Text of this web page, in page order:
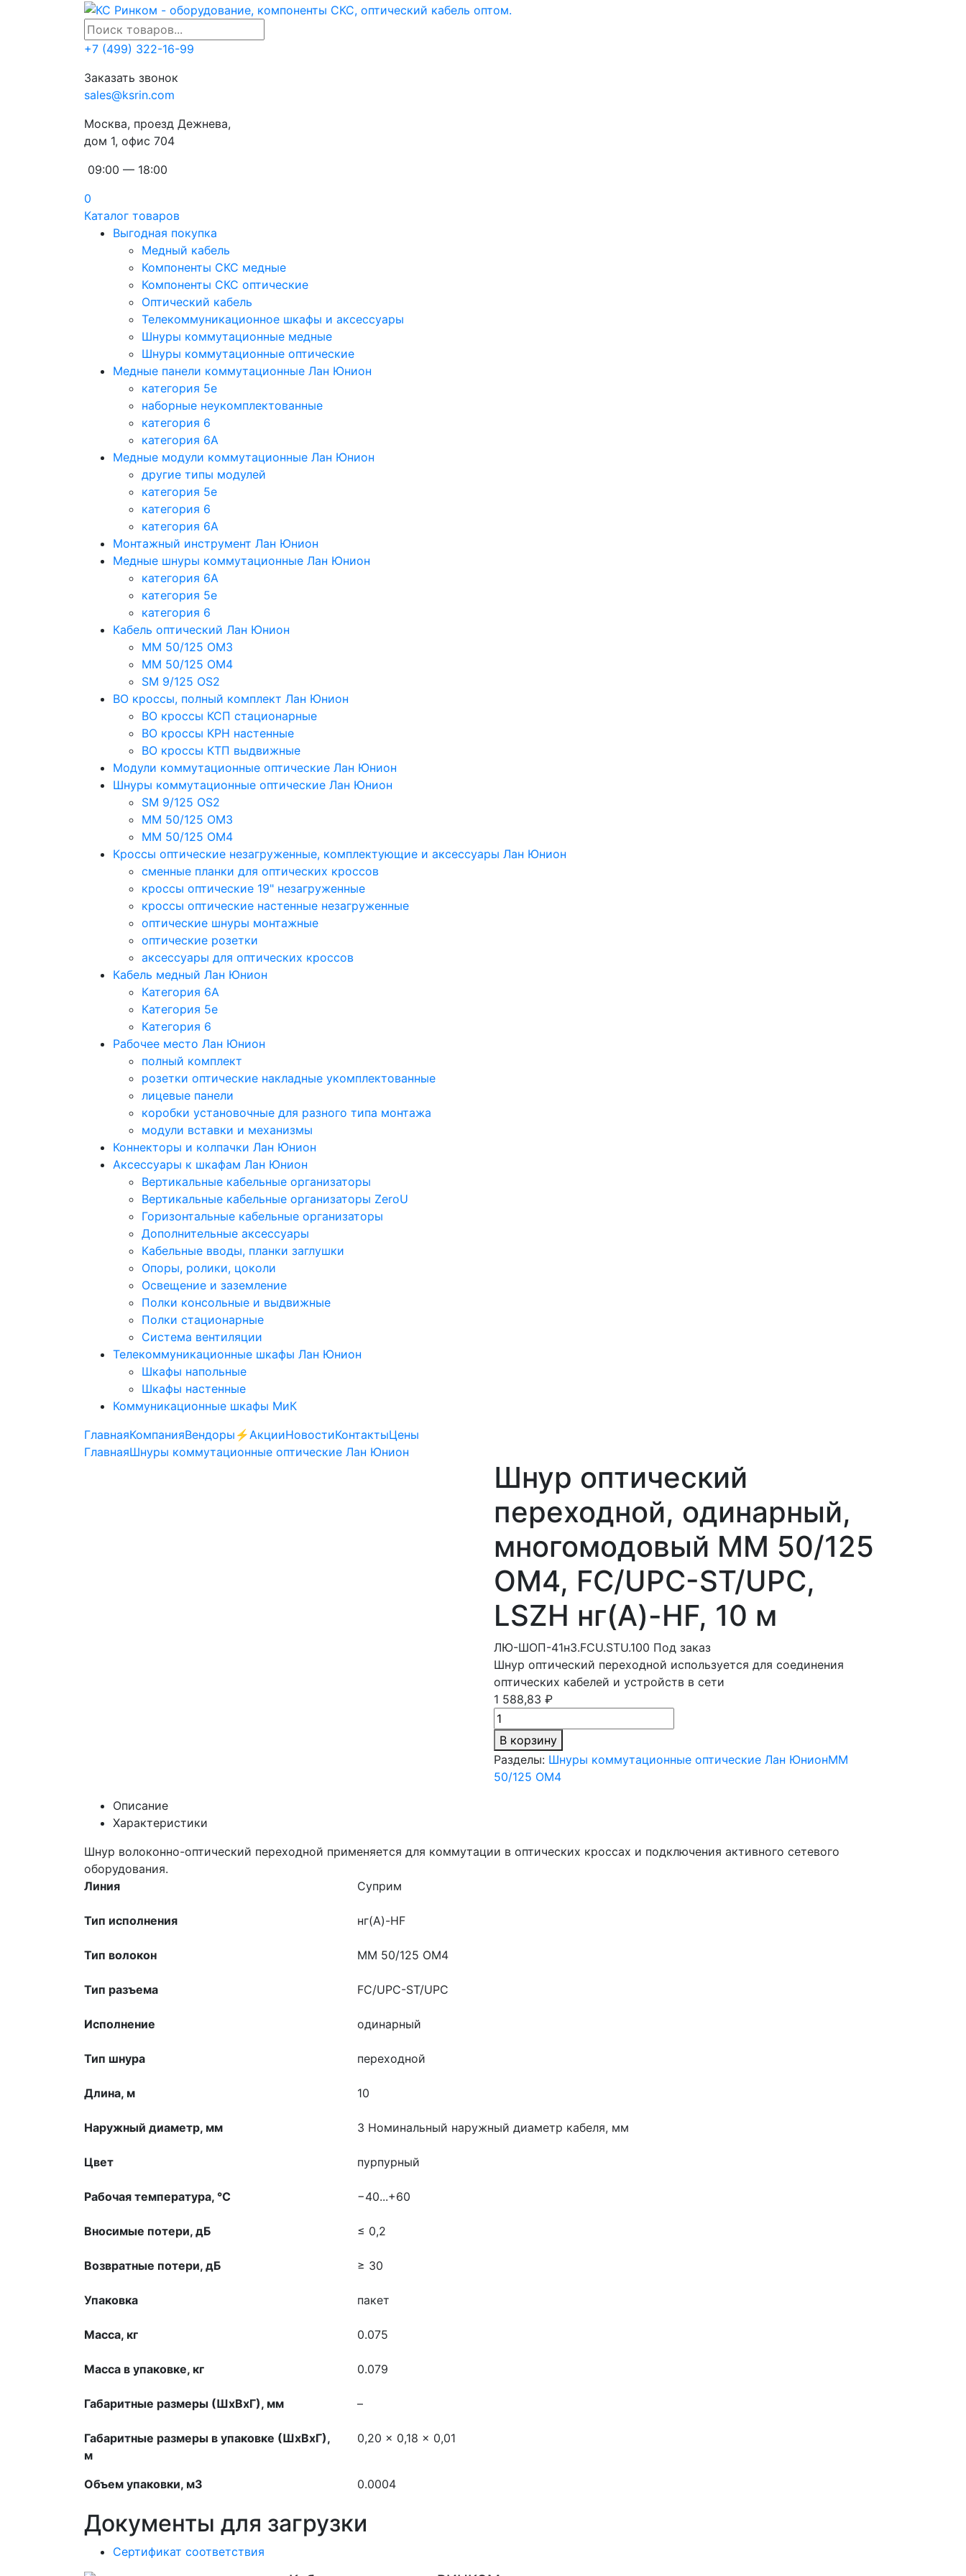
+7 (499) 322-16-99
Заказать звонок
sales@ksrin.com
Москва, проезд Дежнева,
дом 1, офис 704
09:00 — 18:00
0
Каталог товаров
Выгодная покупка
Медный кабель
Компоненты СКС медные
Компоненты СКС оптические
Оптический кабель
Телекоммуникационное шкафы и аксессуары
Шнуры коммутационные медные
Шнуры коммутационные оптические
Медные панели коммутационные Лан Юнион
категория 5e
наборные неукомплектованные
категория 6
категория 6A
Медные модули коммутационные Лан Юнион
другие типы модулей
категория 5е
категория 6
категория 6A
Монтажный инструмент Лан Юнион
Медные шнуры коммутационные Лан Юнион
категория 6A
категория 5e
категория 6
Кабель оптический Лан Юнион
MM 50/125 OM3
MM 50/125 OM4
SM 9/125 OS2
ВО кроссы, полный комплект Лан Юнион
ВО кроссы КСП стационарные
ВО кроссы КРН настенные
ВО кроссы КТП выдвижные
Модули коммутационные оптические Лан Юнион
Шнуры коммутационные оптические Лан Юнион
SM 9/125 OS2
MM 50/125 OM3
MM 50/125 OM4
Кроссы оптические незагруженные, комплектующие и аксессуары Лан Юнион
сменные планки для оптических кроссов
кроссы оптические 19" незагруженные
кроссы оптические настенные незагруженные
оптические шнуры монтажные
оптические розетки
аксессуары для оптических кроссов
Кабель медный Лан Юнион
Категория 6A
Категория 5e
Категория 6
Рабочее место Лан Юнион
полный комплект
розетки оптические накладные укомплектованные
лицевые панели
коробки установочные для разного типа монтажа
модули вставки и механизмы
Коннекторы и колпачки Лан Юнион
Аксессуары к шкафам Лан Юнион
Вертикальные кабельные организаторы
Вертикальные кабельные организаторы ZeroU
Горизонтальные кабельные организаторы
Дополнительные аксессуары
Кабельные вводы, планки заглушки
Опоры, ролики, цоколи
Освещение и заземление
Полки консольные и выдвижные
Полки стационарные
Система вентиляции
Телекоммуникационные шкафы Лан Юнион
Шкафы напольные
Шкафы настенные
Коммуникационные шкафы МиК
ГлавнаяКомпанияВендоры ⚡️АкцииНовостиКонтактыЦены
ГлавнаяШнуры коммутационные оптические Лан Юнион
Шнур оптический
переходной, одинарный,
многомодовый MM 50/125
OM4, FC/UPC-ST/UPC,
LSZH нг(A)-HF, 10 м
ЛЮ-ШОП-41н3.FCU.STU.100 Под заказ
Шнур оптический переходной используется для соединения
оптических кабелей и устройств в сети
1 588,83 ₽
В корзину
Разделы: Шнуры коммутационные оптические Лан ЮнионMM
50/125 OM4
Описание
Характеристики
Шнур волоконно-оптический переходной применяется для коммутации в оптических кроссах и подключения активного сетевого
оборудования.
Линия
Суприм
Тип исполнения нг(A)-HF
Тип волокон MM 50/125 OM4
Тип разъема FC/UPC-ST/UPC
Исполнение одинарный
Тип шнура переходной
Длина, м 10
Наружный диаметр, мм 3 Номинальный наружный диаметр кабеля, мм
Цвет пурпурный
Рабочая температура, °С −40...+60
Вносимые потери, дБ ≤ 0,2
Возвратные потери, дБ ≥ 30
Упаковка пакет
Масса, кг 0.075
Масса в упаковке, кг 0.079
Габаритные размеры (ШхВхГ), мм –
Габаритные размеры в упаковке (ШхВхГ),
м
0,20 x 0,18 x 0,01
Объем упаковки, м3 0.0004
Документы для загрузки
Сертификат соответствия